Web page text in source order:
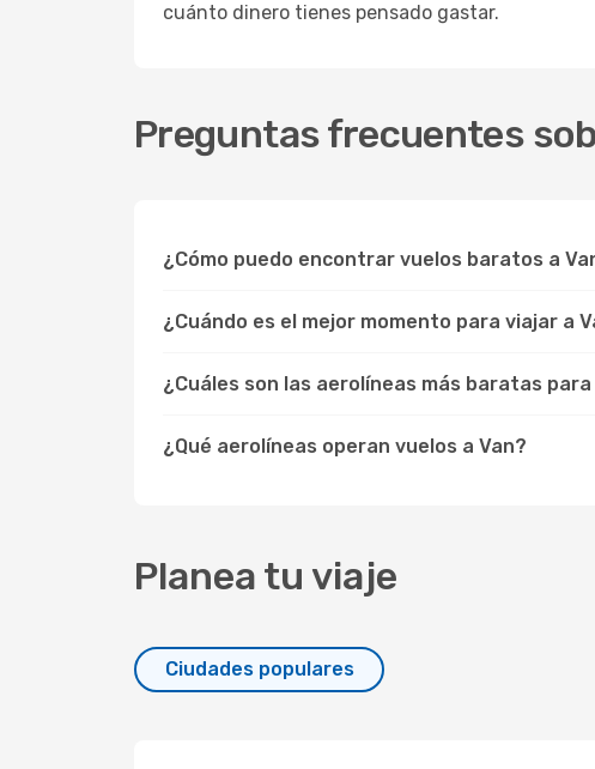
cuánto dinero tienes pensado gastar.
Preguntas frecuentes
¿Cómo puedo encontrar vuelos baratos a
¿Cuándo es el mejor momento para viajar a
¿Cuáles son las aerolíneas más baratas para
¿Qué aerolíneas operan vuelos a Van?
Planea tu viaje
Ciudades populares